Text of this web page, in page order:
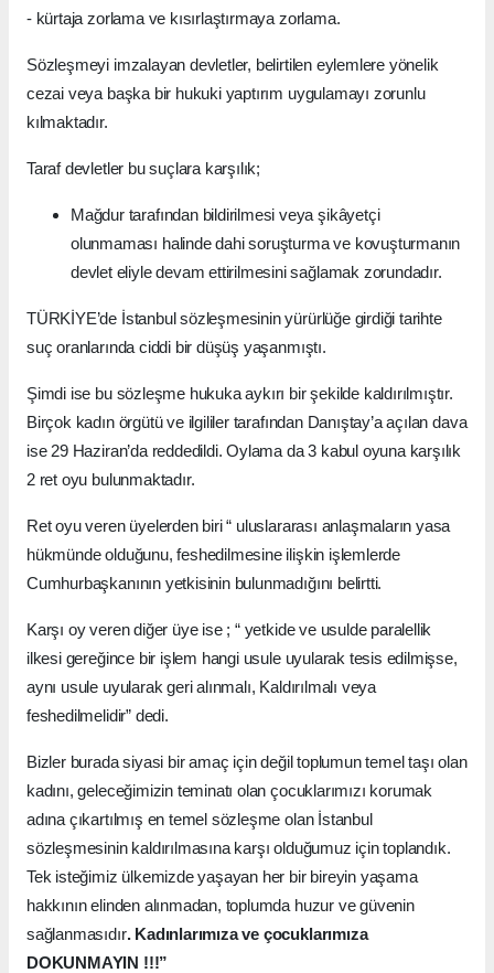
- kürtaja zorlama ve kısırlaştırmaya zorlama.
Sözleşmeyi imzalayan devletler, belirtilen eylemlere yönelik
cezai veya başka bir hukuki yaptırım uygulamayı zorunlu
kılmaktadır.
Taraf devletler bu suçlara karşılık;
Mağdur tarafından bildirilmesi veya şikâyetçi
olunmaması halinde dahi soruşturma ve kovuşturmanın
devlet eliyle devam ettirilmesini sağlamak zorundadır.
TÜRKİYE’de İstanbul sözleşmesinin yürürlüğe girdiği tarihte
suç oranlarında ciddi bir düşüş yaşanmıştı.
Şimdi ise bu sözleşme hukuka aykırı bir şekilde kaldırılmıştır.
Birçok kadın örgütü ve ilgililer tarafından Danıştay’a açılan dava
ise 29 Haziran’da reddedildi. Oylama da 3 kabul oyuna karşılık
2 ret oyu bulunmaktadır.
Ret oyu veren üyelerden biri “ uluslararası anlaşmaların yasa
hükmünde olduğunu, feshedilmesine ilişkin işlemlerde
Cumhurbaşkanının yetkisinin bulunmadığını belirtti.
Karşı oy veren diğer üye ise ; “ yetkide ve usulde paralellik
ilkesi gereğince bir işlem hangi usule uyularak tesis edilmişse,
aynı usule uyularak geri alınmalı, Kaldırılmalı veya
feshedilmelidir” dedi.
Bizler burada siyasi bir amaç için değil toplumun temel taşı olan
kadını, geleceğimizin teminatı olan çocuklarımızı korumak
adına çıkartılmış en temel sözleşme olan İstanbul
sözleşmesinin kaldırılmasına karşı olduğumuz için toplandık.
Tek isteğimiz ülkemizde yaşayan her bir bireyin yaşama
hakkının elinden alınmadan, toplumda huzur ve güvenin
sağlanmasıdır. Kadınlarımıza ve çocuklarımıza
DOKUNMAYIN !!!”